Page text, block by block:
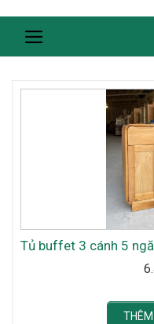
Tủ buffet 3 cánh 5
THÊM